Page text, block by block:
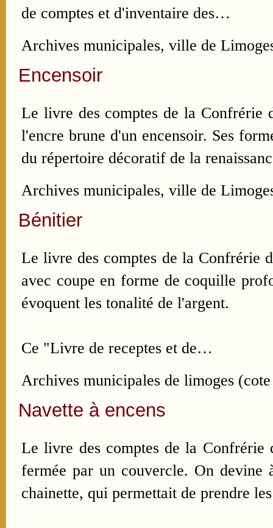
de comptes et d'inventaire des…
Archives municipales, ville de
Encensoir
Le livre des comptes de la Confrérie
l'encre brune d'un encensoir. Ses
du répertoire décoratif de la
Archives municipales, ville de
Bénitier
Le livre des comptes de la Confrérie
avec coupe en forme de coquille
évoquent les tonalité de l'argent.
Ce "Livre de receptes et de…
Archives municipales de limoges
Navette à encens
Le livre des comptes de la Confrérie
fermée par un couvercle. On
chainette, qui permettait de prendre